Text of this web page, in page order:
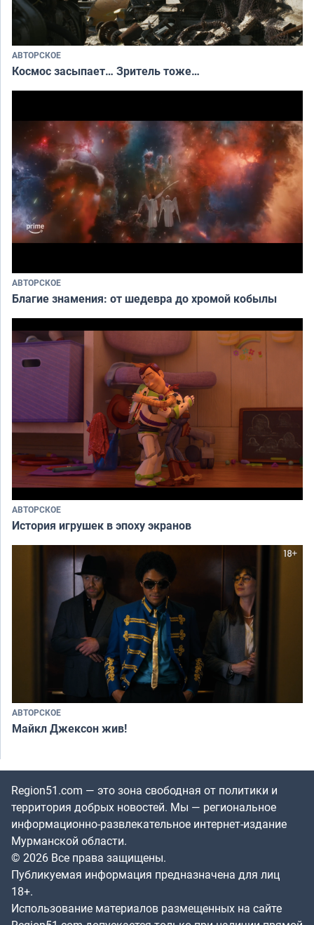
АВТОРСКОЕ
Космос засыпает… Зритель тоже…
АВТОРСКОЕ
Благие знамения: от шедевра до хромой кобылы
АВТОРСКОЕ
История игрушек в эпоху экранов
АВТОРСКОЕ
Майкл Джексон жив!
Region51.com — это зона свободная от политики и
территория добрых новостей. Мы — региональное
информационно-развлекательное интернет-издание
Мурманской области.
© 2026 Все права защищены.
Публикуемая информация предназначена для лиц
18+.
Использование материалов размещенных на сайте